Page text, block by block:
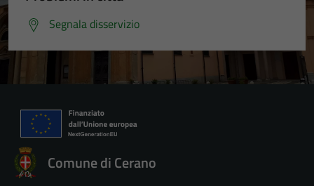
Segnala disservizio
Comune di Cerano